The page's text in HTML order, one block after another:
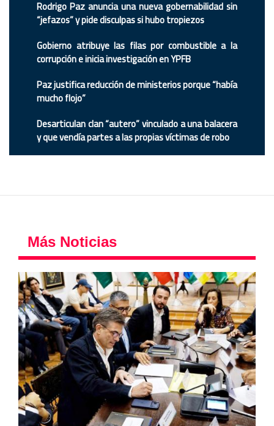
Rodrigo Paz anuncia una nueva gobernabilidad sin
“jefazos” y pide disculpas si hubo tropiezos
Gobierno atribuye las filas por combustible a la
corrupción e inicia investigación en YPFB
Paz justifica reducción de ministerios porque “había
mucho flojo”
Desarticulan clan “autero” vinculado a una balacera
y que vendía partes a las propias víctimas de robo
Más Noticias